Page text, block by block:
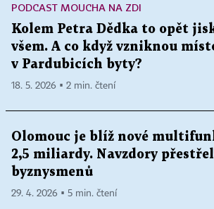
PODCAST MOUCHA NA ZDI
Kolem Petra Dědka to opět
všem. A co když vzniknou
v Pardubicích byty?
18. 5. 2026 ▪ 2 min. čtení
Olomouc je blíž nové
2,5 miliardy. Navzdory
byznysmenů
29. 4. 2026 ▪ 5 min. čtení